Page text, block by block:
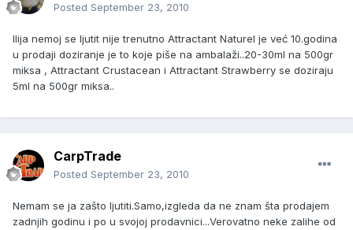
Posted September 23, 2010
Ilija nemoj se ljutit nije trenutno Attractant Naturel je već 10.godina
u prodaji doziranje je to koje piše na ambalaži..20-30ml na 500gr
miksa , Attractant Crustacean i Attractant Strawberry se doziraju
5ml na 500gr miksa..
CarpTrade
Posted September 23, 2010
Nemam se ja zašto ljutiti.Samo,izgleda da ne znam šta prodajem
zadnjih godinu i po u svojoj prodavnici...Verovatno neke zalihe od